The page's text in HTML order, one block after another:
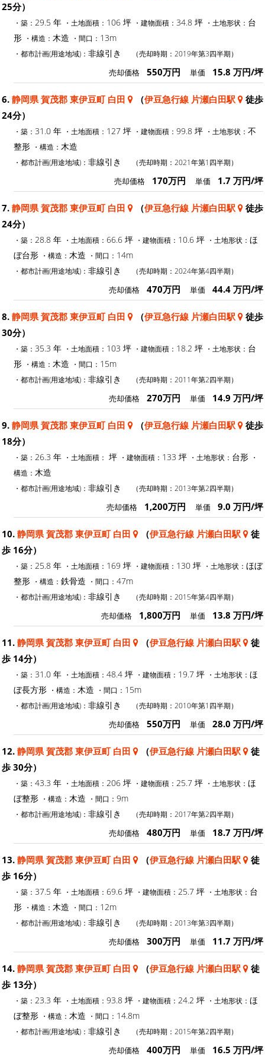
25分）
・築： 29.5 年 ・土地面積： 106 坪 ・建物面積： 34.8 坪 ・土地形状： 台
形 ・構造： 木造 ・間口： 13m
・都市計画(用途地域)： 非線引き （売却時期：2019年第3四半期）
売却価格 550万円 単価 15.8 万円/坪
6. 静岡県 賀茂郡 東伊豆町 白田 （伊豆急行線 片瀬白田駅
徒歩
24分）
・築： 31.0 年 ・土地面積： 127 坪 ・建物面積： 99.8 坪 ・土地形状： 不
整形 ・構造： 木造
・都市計画(用途地域)： 非線引き （売却時期：2021年第1四半期）
売却価格 170万円 単価 1.7 万円/坪
7. 静岡県 賀茂郡 東伊豆町 白田 （伊豆急行線 片瀬白田駅
徒歩
24分）
・築： 28.8 年 ・土地面積： 66.6 坪 ・建物面積： 10.6 坪 ・土地形状： ほ
ぼ台形 ・構造： 木造 ・間口： 14m
・都市計画(用途地域)： 非線引き （売却時期：2024年第4四半期）
売却価格 470万円 単価 44.4 万円/坪
8. 静岡県 賀茂郡 東伊豆町 白田 （伊豆急行線 片瀬白田駅
徒歩
30分）
・築： 35.3 年 ・土地面積： 103 坪 ・建物面積： 18.2 坪 ・土地形状： 台
形 ・構造： 木造 ・間口： 15m
・都市計画(用途地域)： 非線引き （売却時期：2011年第2四半期）
売却価格 270万円 単価 14.9 万円/坪
9. 静岡県 賀茂郡 東伊豆町 白田 （伊豆急行線 片瀬白田駅
徒歩
18分）
・築： 26.3 年 ・土地面積： 坪 ・建物面積： 133 坪 ・土地形状： 台形 ・
構造： 木造
・都市計画(用途地域)： 非線引き （売却時期：2013年第2四半期）
売却価格 1,200万円 単価 9.0 万円/坪
10. 静岡県 賀茂郡 東伊豆町 白田 （伊豆急行線 片瀬白田駅
徒
歩 16分）
・築： 25.8 年 ・土地面積： 169 坪 ・建物面積： 130 坪 ・土地形状： ほぼ
整形 ・構造： 鉄骨造 ・間口： 47m
・都市計画(用途地域)： 非線引き （売却時期：2015年第4四半期）
売却価格 1,800万円 単価 13.8 万円/坪
11. 静岡県 賀茂郡 東伊豆町 白田 （伊豆急行線 片瀬白田駅
徒
歩 14分）
・築： 31.0 年 ・土地面積： 48.4 坪 ・建物面積： 19.7 坪 ・土地形状： ほ
ぼ長方形 ・構造： 木造 ・間口： 15m
・都市計画(用途地域)： 非線引き （売却時期：2010年第1四半期）
売却価格 550万円 単価 28.0 万円/坪
12. 静岡県 賀茂郡 東伊豆町 白田 （伊豆急行線 片瀬白田駅
徒
歩 30分）
・築： 43.3 年 ・土地面積： 206 坪 ・建物面積： 25.7 坪 ・土地形状： ほ
ぼ整形 ・構造： 木造 ・間口： 9m
・都市計画(用途地域)： 非線引き （売却時期：2017年第2四半期）
売却価格 480万円 単価 18.7 万円/坪
13. 静岡県 賀茂郡 東伊豆町 白田 （伊豆急行線 片瀬白田駅
徒
歩 16分）
・築： 37.5 年 ・土地面積： 69.6 坪 ・建物面積： 25.7 坪 ・土地形状： 台
形 ・構造： 木造 ・間口： 12m
・都市計画(用途地域)： 非線引き （売却時期：2013年第3四半期）
売却価格 300万円 単価 11.7 万円/坪
14. 静岡県 賀茂郡 東伊豆町 白田 （伊豆急行線 片瀬白田駅
徒
歩 13分）
・築： 23.3 年 ・土地面積： 93.8 坪 ・建物面積： 24.2 坪 ・土地形状： ほ
ぼ整形 ・構造： 木造 ・間口： 14.8m
・都市計画(用途地域)： 非線引き （売却時期：2015年第2四半期）
売却価格 400万円 単価 16.5 万円/坪